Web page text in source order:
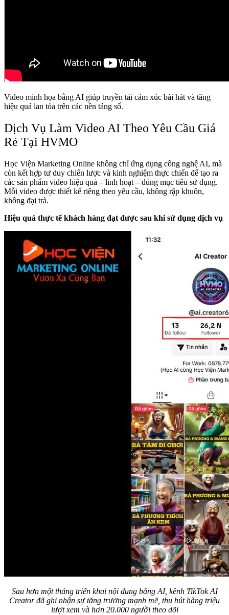
Video minh họa bằng AI giúp truyền tải cảm xúc bài hát và tăng
hiệu quả lan tỏa trên các nền tảng số.
Dịch Vụ Làm Video AI Theo Yêu Cầu Giá
Rẻ Tại HVMO
Học Viện Marketing Online không chỉ ứng dụng công nghệ AI, mà
còn kết hợp tư duy chiến lược và kinh nghiệm thực chiến để tạo ra
các sản phẩm video hiệu quả – linh hoạt – đúng mục tiêu sử dụng.
Mỗi video được thiết kế riêng theo yêu cầu, không rập khuôn,
không đại trà.
Hiệu quả thực tế khách hàng đạt được sau khi sử dụng dịch vụ
Sau hơn một tháng triển khai nội dung bằng AI, kênh TikTok AI
Creator đã ghi nhận sự tăng trưởng mạnh mẽ, thu hút hàng triệu
lượt xem và hơn 20.000 người theo dõi